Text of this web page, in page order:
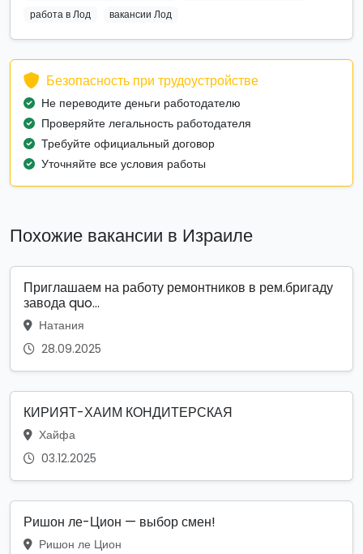
работа в Лод
вакансии Лод
Безопасность при трудоустройстве
Не переводите деньги работодателю
Проверяйте легальность работодателя
Требуйте официальный договор
Уточняйте все условия работы
Похожие вакансии в Израиле
Приглашаем на работу ремонтников в рем.бригаду
завода quo...
Натания
28.09.2025
КИРИЯТ-ХАИМ КОНДИТЕРСКАЯ
Хайфа
03.12.2025
Ришон ле-Цион — выбор смен!
Ришон ле Цион